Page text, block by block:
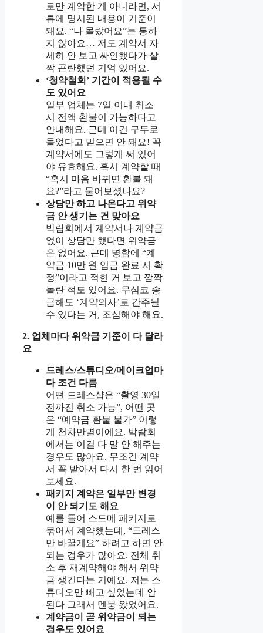
로만 계약한 게 아니라면, 서
류에 명시된 내용이 기준이
돼요. “나 몰랐어요”는 통하
지 않아요… 저도 계약서 자
세히 안 보고 싸인했다가 살
짝 곤란했던 기억 있어요.
‘청약철회’ 기간이 적용될 수
도 있어요
일부 업체는 7일 이내 취소
시 전액 환불이 가능하다고
안내해요. 근데 이건 구두로
들었다고 믿으면 안 돼요! 꼭
계약서에도 그렇게 써 있어
야 유효해요. 혹시 계약할 때
“혹시 마음 바뀌면 환불 돼
요?”라고 물어보셨나요?
상담만 하고 나온다고 위약
금 안 생기는 건 맞아요
박람회에서 계약서나 계약금
없이 상담만 했다면 위약금
은 없어요. 근데 명함에 “계
약금 10만 원 입금 완료 시 확
정”이라고 적힌 거 보고 깜짝
놀란 적도 있어요. 무심코 송
금해도 ‘계약의사’로 간주될
수 있다는 거, 조심해야 해요.
2. 업체마다 위약금 기준이 다 달라
요
드레스/스튜디오/메이크업마
다 조건 다름
어떤 드레스샵은 “촬영 30일
전까진 취소 가능”, 어떤 곳
은 “예약금 환불 불가” 이렇
게 천차만별이에요. 박람회
에서는 이걸 다 말 안 해주는
경우도 많아요. 무조건 계약
서 꼭 받아서 다시 한 번 읽어
보세요.
패키지 계약은 일부만 변경
이 안 되기도 해요
예를 들어 스드메 패키지로
묶어서 계약했는데, “드레스
만 바꿀게요” 하려고 하면 안
되는 경우가 많아요. 전체 취
소 후 재계약해야 해서 위약
금 생긴다는 거예요. 저는 스
튜디오만 빼고 싶었는데 안
된다 그래서 멘붕 왔었어요.
계약금이 곧 위약금이 되는
경우도 있어요